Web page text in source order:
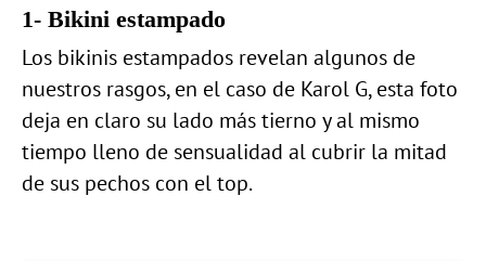
1- Bikini estampado
Los bikinis estampados revelan algunos de
nuestros rasgos, en el caso de Karol G, esta foto
deja en claro su lado más tierno y al mismo
tiempo lleno de sensualidad al cubrir la mitad
de sus pechos con el top.